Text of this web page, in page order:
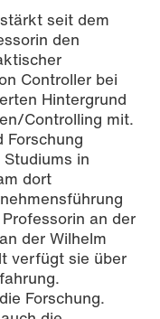
seit dem
den
Controller bei
Hintergrund
Controlling mit.
Forschung
in
dort
an der
der Wilhelm
verfügt sie über
Forschung.